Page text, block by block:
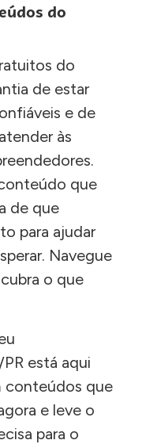
do
do
de estar
e de
às
que
de que
para ajudar
Navegue
o que
está aqui
conteúdos que
e leve o
para o